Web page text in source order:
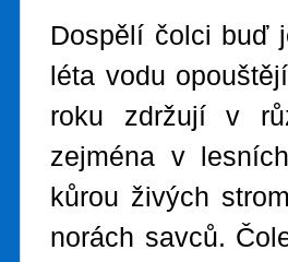
Dospělí čolci buď
léta vodu
roku zdržují v
zejména v
kůrou živých
norách savců.